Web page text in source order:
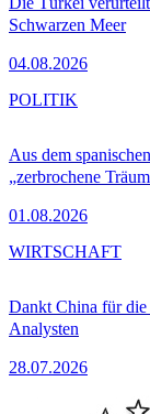
Schwarzen Meer
04.08.2026
Aus dem
„zerbrochene
01.08.2026
POLITIK
Dankt China für
Analysten
28.07.2026
WIRTSCHAFT